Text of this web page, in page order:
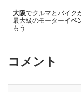
大阪でクルマとバイク
最大級のモーターイベ
もう
コメント